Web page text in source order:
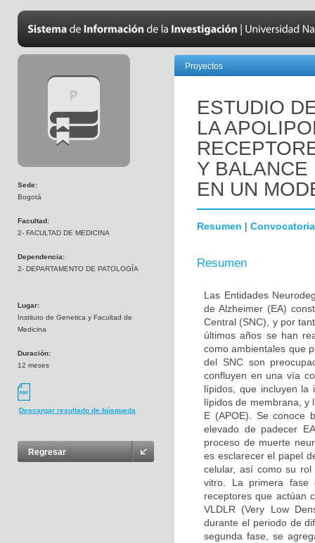
Sede:
Bogotá
Facultad:
2- FACULTAD DE MEDICINA
Dependencia:
2- DEPARTAMENTO DE PATOLOGÍA
Lugar:
Instituto de Genetica y Facultad de
Medicina
Duración:
12 meses
Descargar resultado de búsqueda
Regresar
Proyectos
ESTUDIO
LA
Y BALANCE
EN UN
Resumen | Convocatoria
Resumen
Las Entidades
de Alzheimer (EA)
Central (SNC), y por
últimos años se han
como ambientales que
del SNC son
confluyen en una vía
lípidos, que incluyen la
lípidos de membrana, y
E (APOE). Se conoce
elevado de padecer
proceso de muerte
es esclarecer el papel
celular, así como su
vitro. La primera fase
receptores que actúan
VLDLR (Very Low
durante el periodo de
segunda fase, se